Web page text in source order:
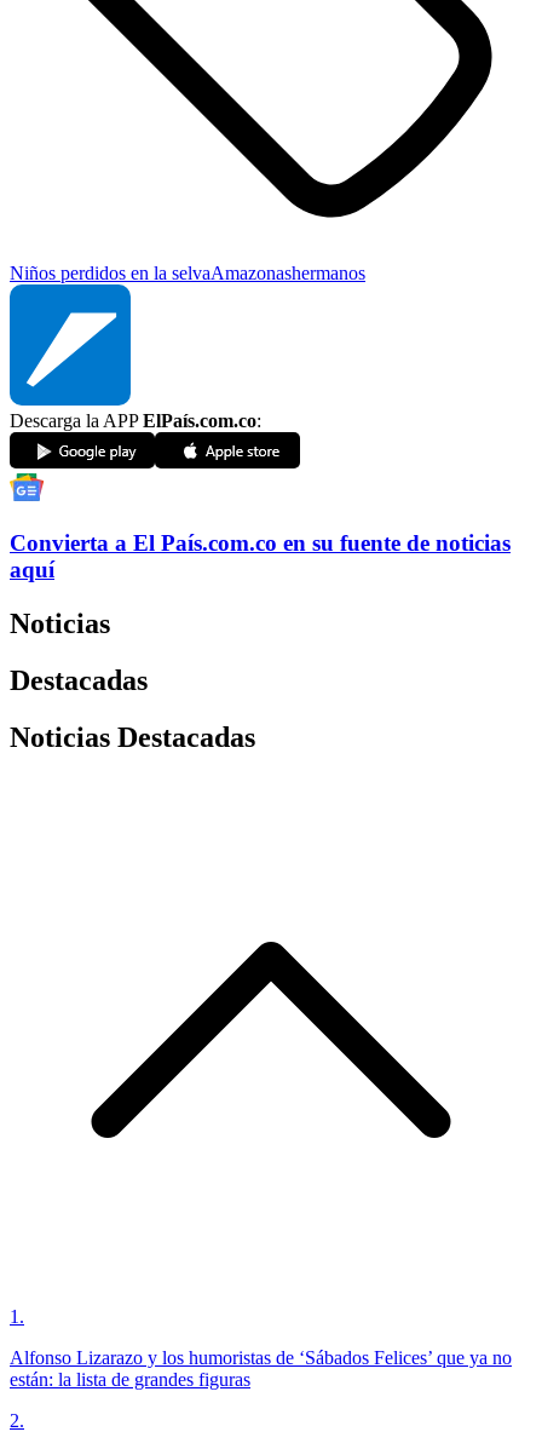
Niños perdidos en la selvaAmazonashermanos
Descarga la APPElPaís.com.co:
Convierta a El País.com.co en su fuente de noticias
aquí
Noticias
Destacadas
Noticias Destacadas
1 .
Alfonso Lizarazo y los humoristas de ‘Sábados Felices’ que ya no
están: la lista de grandes figuras
2.